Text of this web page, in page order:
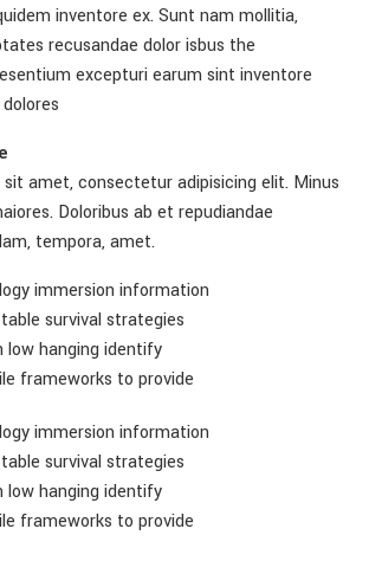
inventore ex. Sunt nam mollitia,
recusandae dolor isbus the
excepturi earum sint inventore
amet, consectetur adipisicing elit. Minus
Doloribus ab et repudiandae
tempora, amet.
immersion information
survival strategies
low hanging identify
frameworks to provide
immersion information
survival strategies
low hanging identify
frameworks to provide